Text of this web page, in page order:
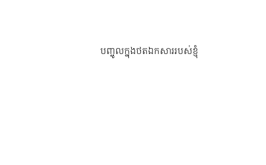
បញ្ចូលក្នុងថតឯកសាររបស់ខ្ញុំ